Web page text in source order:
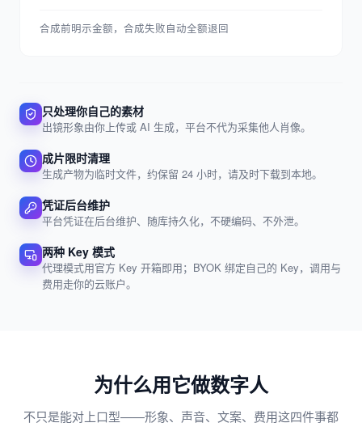
合成前明示金额，合成失败自动全额退回
只处理你自己的素材
出镜形象由你上传或 AI 生成，平台不代为采集他人肖像。
成片限时清理
生成产物为临时文件，约保留 24 小时，请及时下载到本地。
凭证后台维护
平台凭证在后台维护、随库持久化，不硬编码、不外泄。
两种 Key 模式
代理模式用官方 Key 开箱即用；BYOK 绑定自己的 Key，调用与
费用走你的云账户。
为什么用它做数字人
不只是能对上口型——形象、声音、文案、费用这四件事都